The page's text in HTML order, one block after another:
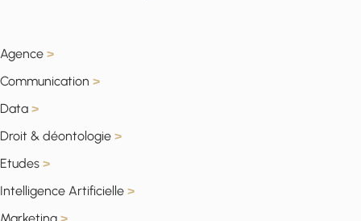
Agence >
Communication >
Data >
Droit & déontologie >
Etudes >
Intelligence Artificielle >